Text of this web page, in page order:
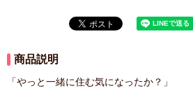
商品説明
「やっと一緒に住む気になったか？」